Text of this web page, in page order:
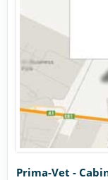
Prima-Vet -